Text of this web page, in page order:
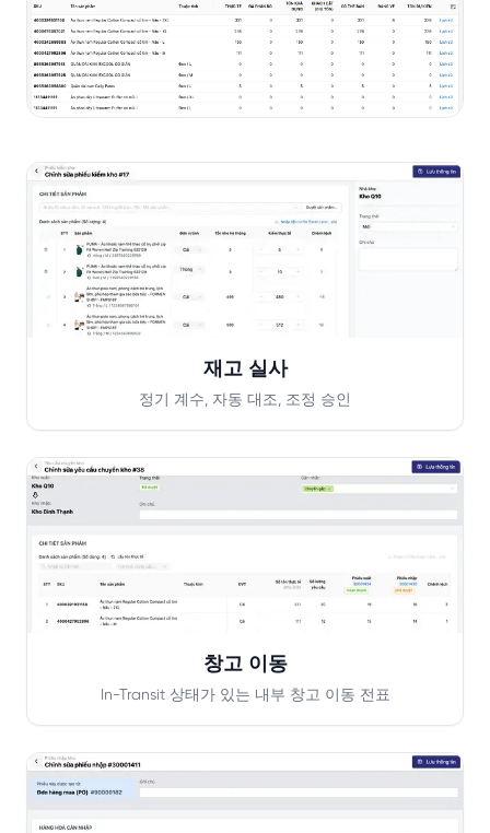
재고 실사
정기 계수, 자동 대조, 조정 승인
창고 이동
In-Transit 상태가 있는 내부 창고 이동 전표